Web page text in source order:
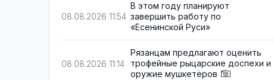
08.08.2026 11:54
В этом году планируют
завершить работу по
«Есенинской Руси»
08.08.2026 11:14
Рязанцам предлагают оценить
трофейные рыцарские доспехи и
оружие мушкетёров